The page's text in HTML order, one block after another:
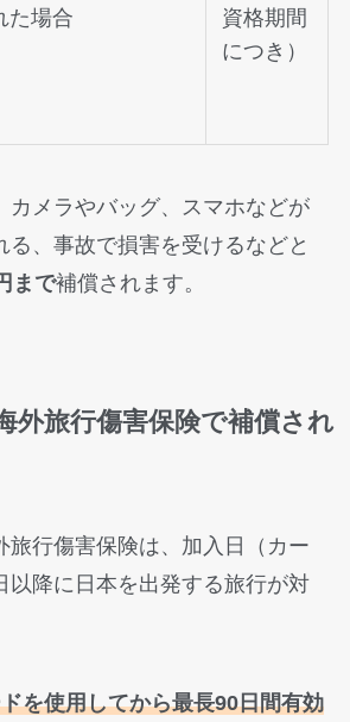
た場合
資格期間
につき）
カメラやバッグ、スマホなどが
る、事故で損害を受けるなどと
まで補償されます。
外旅行傷害保険で補償され
旅行傷害保険は、加入日（カー
以降に日本を出発する旅行が対
を使用してから最長90日間有効